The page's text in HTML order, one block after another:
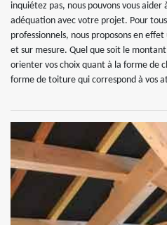
inquiétez pas, nous pouvons vous
adéquation avec votre projet. Pour
professionnels, nous proposons en
et sur mesure. Quel que soit le
orienter vos choix quant à la forme de
forme de toiture qui correspond à vos